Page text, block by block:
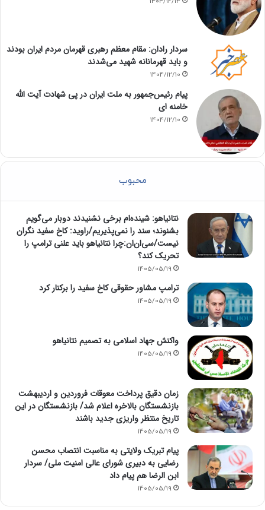
سردار رادان: مقام معظم رهبری قهرمان مردم ایران بودند
و باید قهرمانانه شهید می‌شدند
1404/12/10
پیام رئیس‌جمهور به ملت ایران در پی شهادت آیت الله
خامنه ای
1404/12/10
محبوب
نتانیاهو: شینده‌ام برخی نشنیدند دوبار می‌گویم
بشنوند؛ سند را نمی‌پذیریم/راوید: کاخ سفید نگران
نیست/سی‌ان‌ان:چرا نتانیاهو باید علنی ترامپ را
تحریک کند؟
1405/05/19
ترامپ مشاور حقوقی کاخ سفید را برکنار کرد
1405/05/19
واکنش جهاد اسلامی به تصمیم نتانیاهو
1405/05/19
زمان دقیق پرداخت معوقات فروردین و اردیبهشت
بازنشستگان بالاخره اعلام شد/ بازنشستگان در این
تاریخ منتظر واریزی جدید باشند
1405/05/19
پیام تبریک ولایتی به مناسبت انتصاب محسن
رضایی به دبیری شورای عالی امنیت ملی/ سردار
ابن الرضا هم پیام داد
1405/05/19